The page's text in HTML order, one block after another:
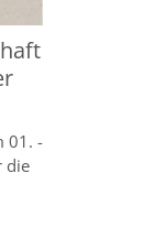
01. -
die